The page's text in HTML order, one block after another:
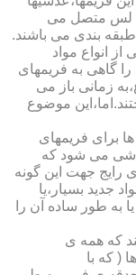
لس متصل می
بندی می باشند.
انواع مواد
گاهی به فریمهای
زمانی باز می
موضوع
برای فریمهای
ناشی می شود که
رایج جهت این گونه
جدید بسیار،یا
به طور ساده آن را
که همه ی
( که با